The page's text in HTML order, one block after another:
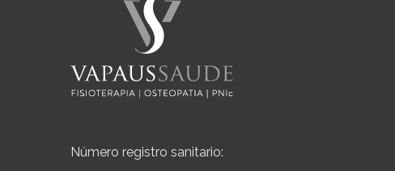
Número registro sanitario: